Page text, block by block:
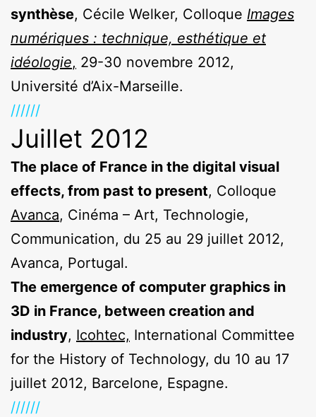
synthèse, Cécile Welker, Colloque Images
numériques : technique, esthétique et
idéologie, 29-30 novembre 2012,
Université d’Aix-Marseille.
//////
Juillet 2012
The place of France in the digital visual
effects, from past to present, Colloque
Avanca, Cinéma – Art, Technologie,
Communication, du 25 au 29 juillet 2012,
Avanca, Portugal.
The emergence of computer graphics in
3D in France, between creation and
industry, Icohtec, International Committee
for the History of Technology, du 10 au 17
juillet 2012, Barcelone, Espagne.
//////